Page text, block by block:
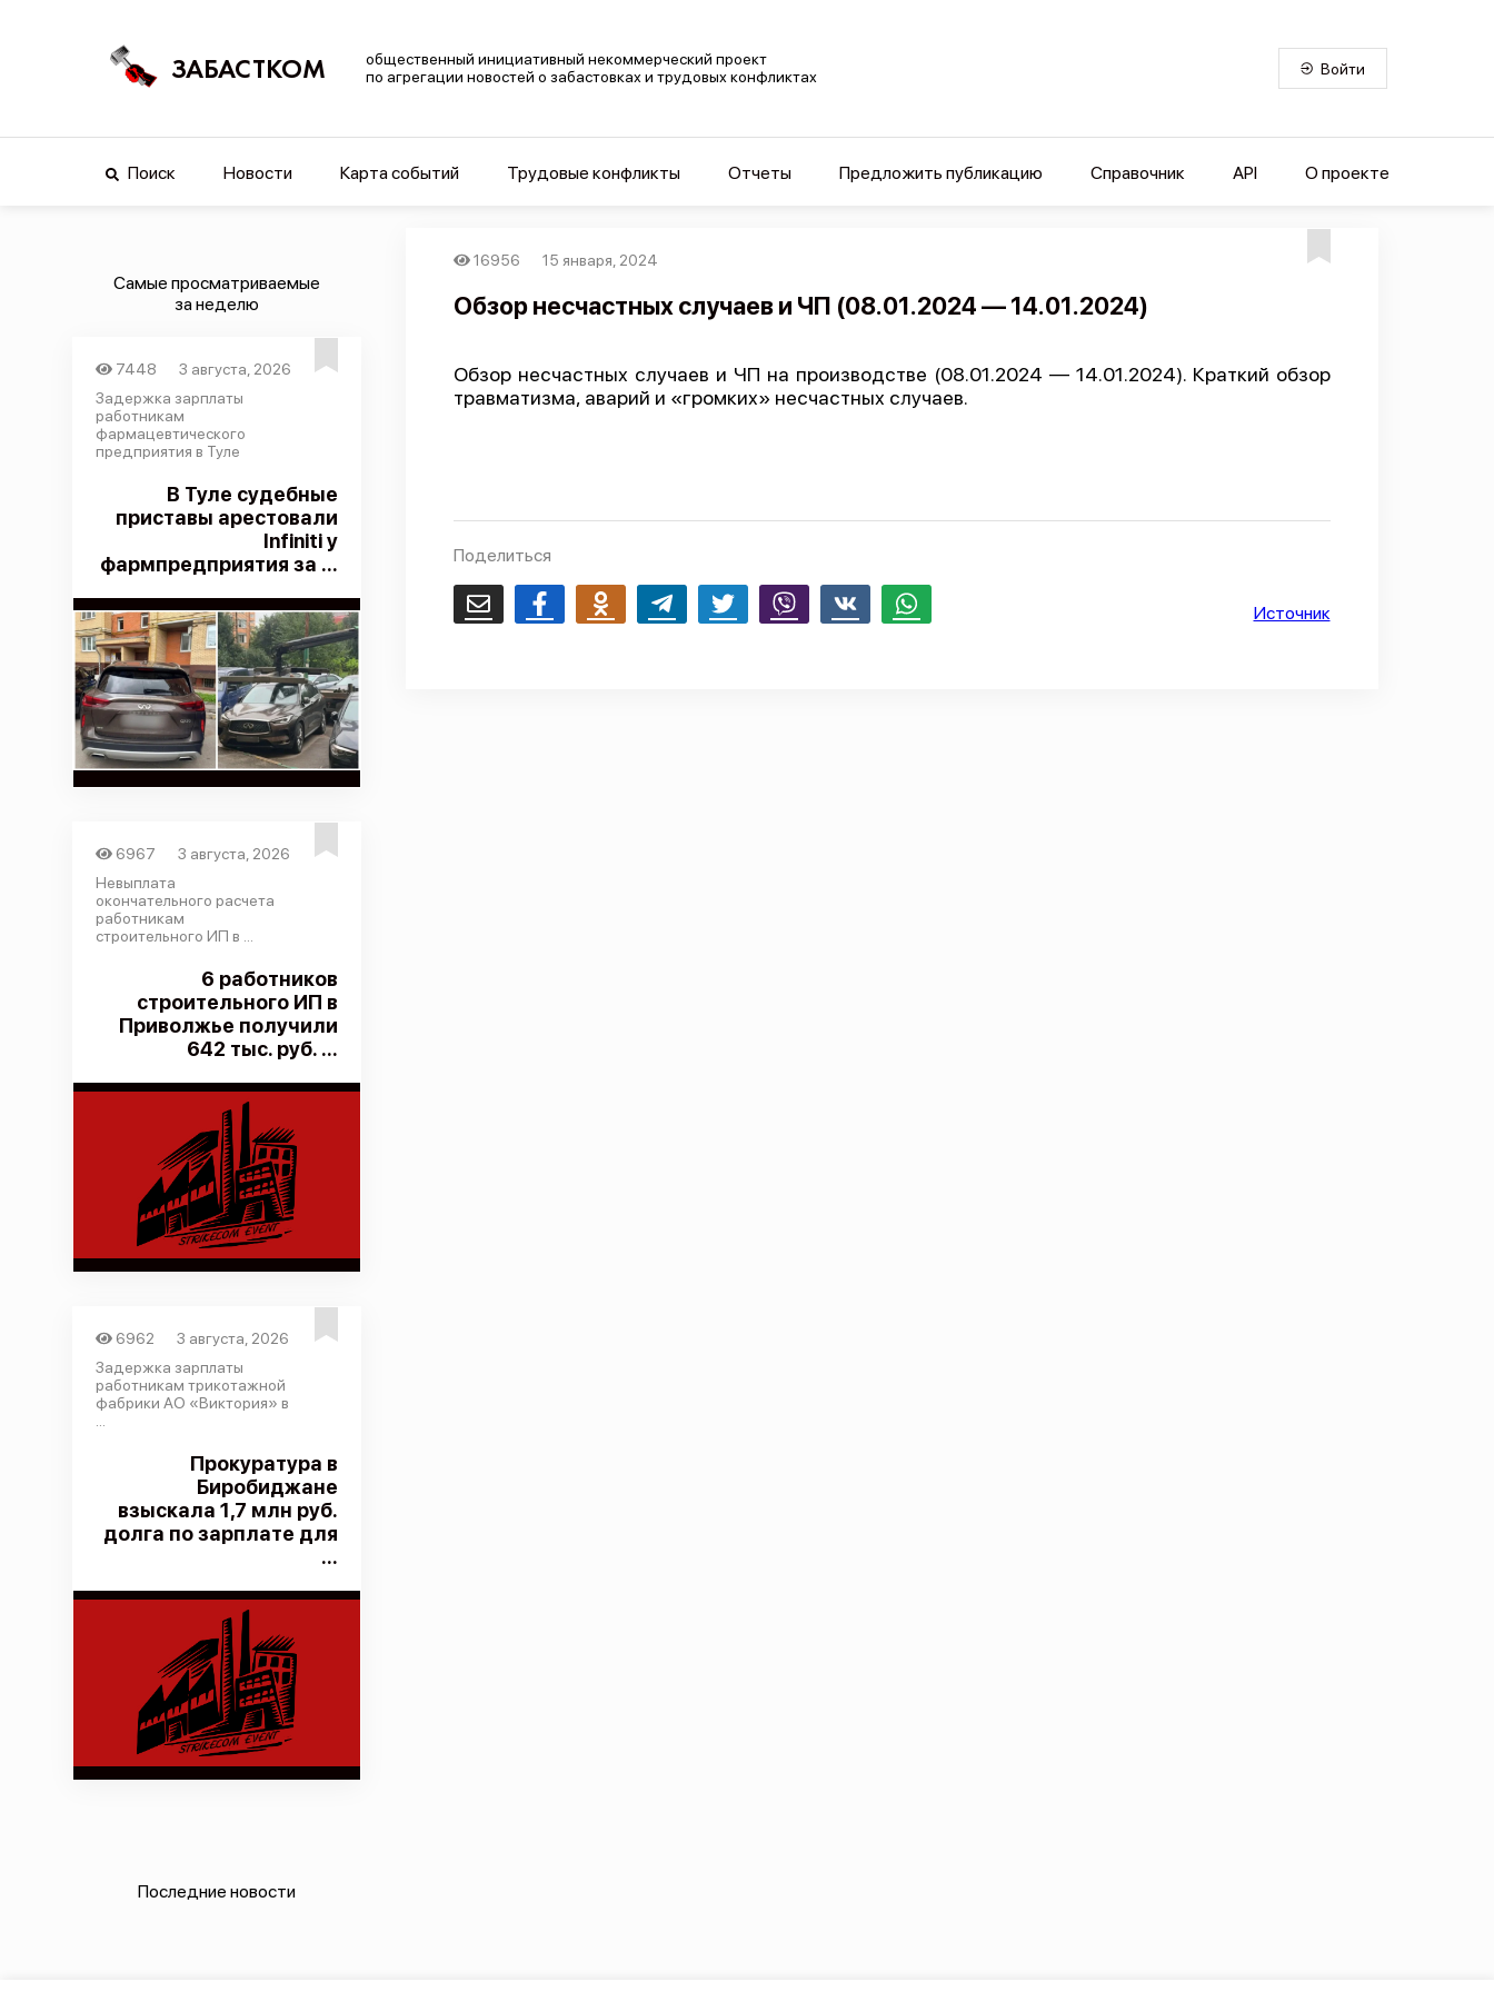
ЗАБАСТКОМ
общественный инициативный некоммерческий проект
по агрегации новостей о забастовках и трудовых конфликтах
Войти
Поиск Новости Карта событий Трудовые конфликты Отчеты Предложить публикацию Справочник API О проекте
Самые просматриваемые
за неделю
7448
3 августа, 2026
Задержка зарплаты
работникам
фармацевтического
предприятия в Туле
В Туле судебные
приставы арестовали
Infiniti у
фармпредприятия за ...
6967
3 августа, 2026
Невыплата
окончательного расчета
работникам
строительного ИП в ...
6 работников
строительного ИП в
Приволжье получили
642 тыс. руб. ...
6962
3 августа, 2026
Задержка зарплаты
работникам трикотажной
фабрики АО «Виктория» в
Прокуратура в
Биробиджане
взыскала 1,7 млн руб.
долга по зарплате для
...
Последние новости
16956 15 января, 2024
Обзор несчастных случаев и ЧП (08.01.2024 — 14.01.2024)
Обзор несчастных случаев и ЧП на производстве (08.01.2024 — 14.01.2024). Краткий обзор
травматизма, аварий и «громких» несчастных случаев.
Поделиться
Email FacebookOdnoklassnikiTelegram Twitter Viber Whatsapp Источник